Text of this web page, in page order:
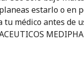
estarlo o en
médico antes de